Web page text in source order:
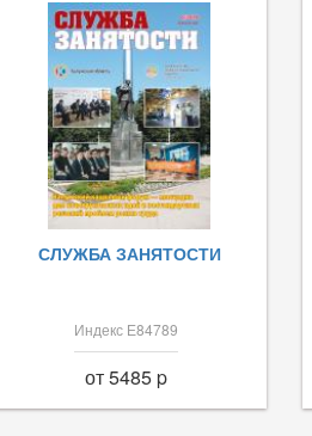
СЛУЖБА ЗАНЯТОСТИ
Индекс Е84789
от 5485 p